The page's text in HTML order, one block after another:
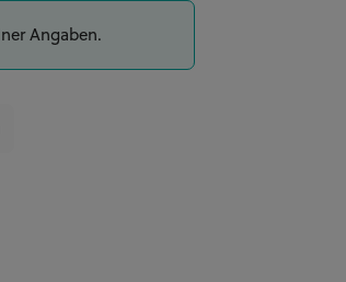
CHF 177.00**
Angaben.